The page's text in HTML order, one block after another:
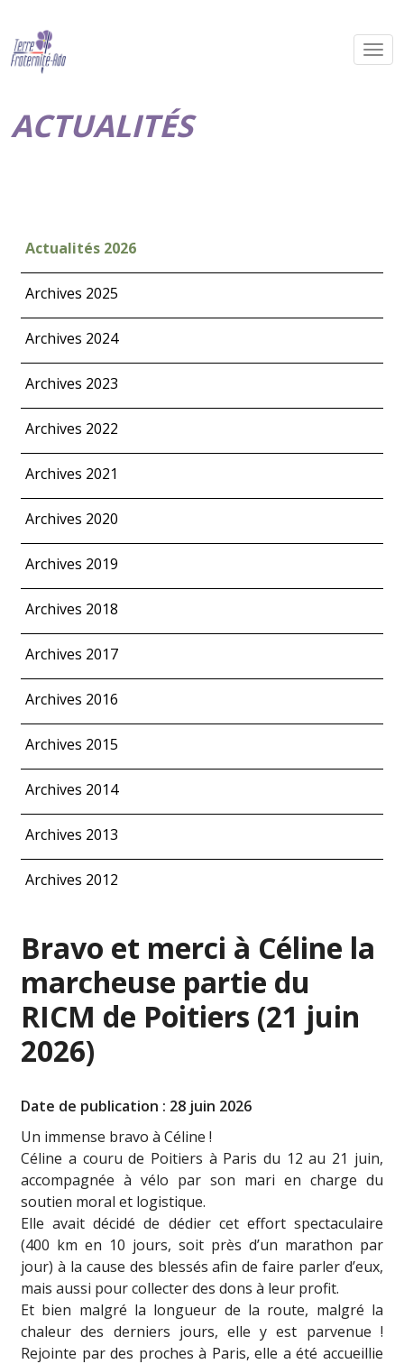
ACTUALITÉS
Actualités 2026
Archives 2025
Archives 2024
Archives 2023
Archives 2022
Archives 2021
Archives 2020
Archives 2019
Archives 2018
Archives 2017
Archives 2016
Archives 2015
Archives 2014
Archives 2013
Archives 2012
Bravo et merci à Céline la
marcheuse partie du
RICM de Poitiers (21 juin
2026)
Date de publication : 28 juin 2026
Un immense bravo à Céline !
Céline a couru de Poitiers à Paris du 12 au 21 juin,
accompagnée à vélo par son mari en charge du
soutien moral et logistique.
Elle avait décidé de dédier cet effort spectaculaire
(400 km en 10 jours, soit près d’un marathon par
jour) à la cause des blessés afin de faire parler d’eux,
mais aussi pour collecter des dons à leur profit.
Et bien malgré la longueur de la route, malgré la
chaleur des derniers jours, elle y est parvenue !
Rejointe par des proches à Paris, elle a été accueillie